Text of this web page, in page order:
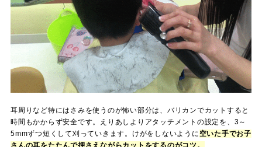
耳周りなど特にはさみを使うのが怖い部分は、バリカンでカットすると
時間もかからず安全です。えりあしよりアタッチメントの設定を、3～
5mmずつ短くして刈っていきます。けがをしないように 空いた手でお子
さんの耳をたたんで押さえながらカットをするのがコツ。